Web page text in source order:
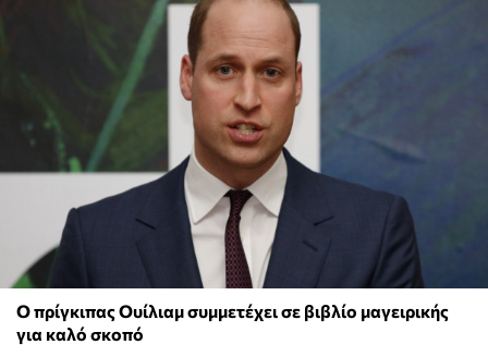
Ο πρίγκιπας Ουίλιαμ συμμετέχει σε βιβλίο μαγειρικής
για καλό σκοπό